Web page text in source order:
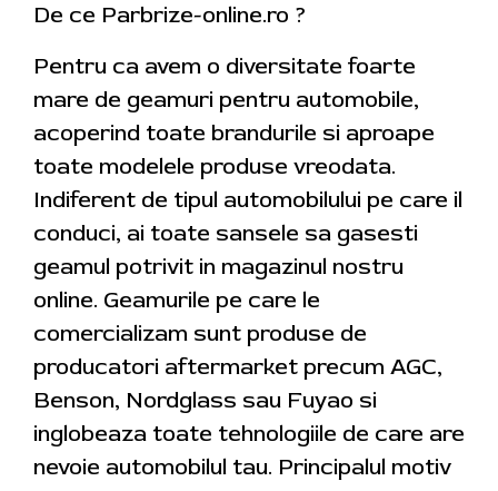
De ce Parbrize-online.ro ?
Pentru ca avem o diversitate foarte
mare de geamuri pentru automobile,
acoperind toate brandurile si aproape
toate modelele produse vreodata.
Indiferent de tipul automobilului pe care il
conduci, ai toate sansele sa gasesti
geamul potrivit in magazinul nostru
online. Geamurile pe care le
comercializam sunt produse de
producatori aftermarket precum AGC,
Benson, Nordglass sau Fuyao si
inglobeaza toate tehnologiile de care are
nevoie automobilul tau. Principalul motiv